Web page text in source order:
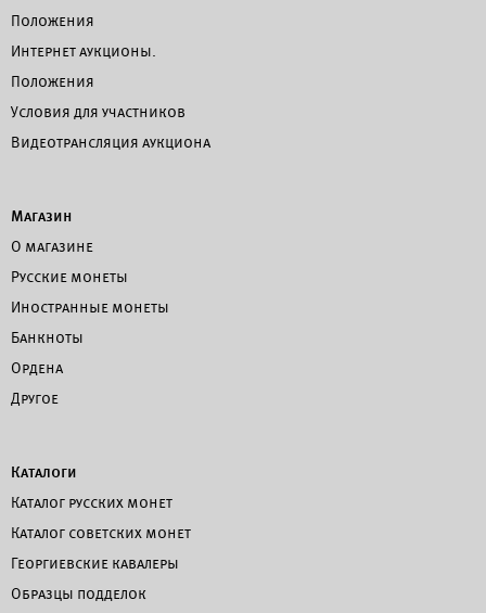
Положения
Интернет аукционы.
Положения
Условия для участников
Видеотрансляция аукциона
Магазин
О магазине
Русские монеты
Иностранные монеты
Банкноты
Ордена
Другое
Каталоги
Каталог русских монет
Каталог советских монет
Георгиевские кавалеры
Образцы подделок